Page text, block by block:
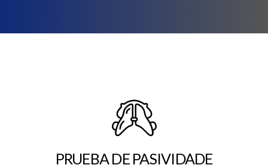
PRUEBA DE PASIVIDADE